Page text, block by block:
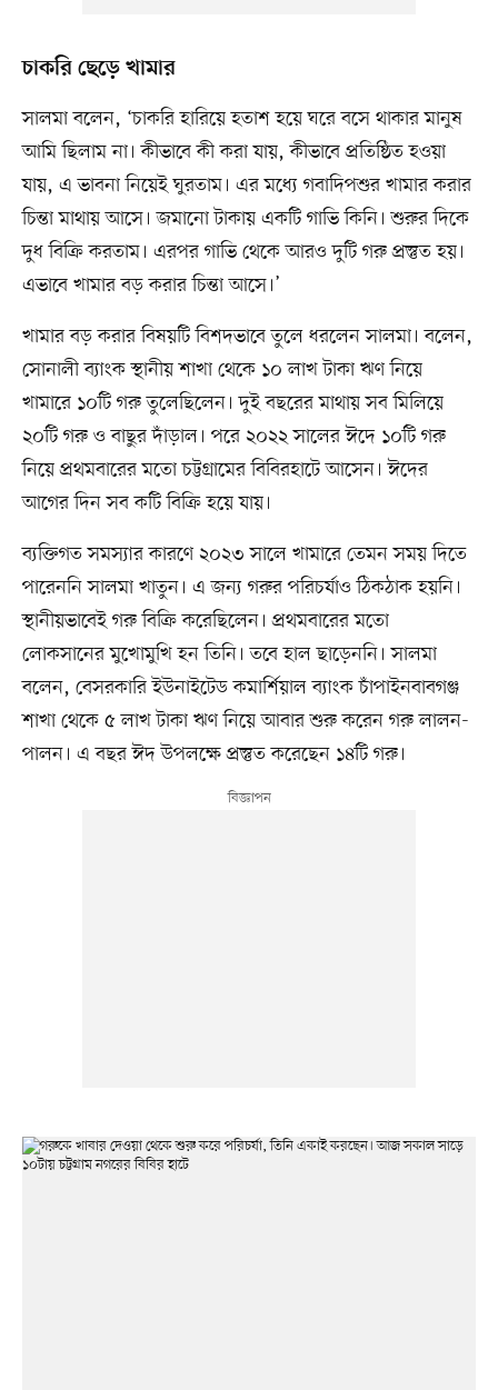
চাকরি ছেড়ে খামার
সালমা বলেন, ‘চাকরি হারিয়ে হতাশ হয়ে ঘরে বসে থাকার মানুষ
আমি ছিলাম না। কীভাবে কী করা যায়, কীভাবে প্রতিষ্ঠিত হওয়া
যায়, এ ভাবনা নিয়েই ঘুরতাম। এর মধ্যে গবাদিপশুর খামার করার
চিন্তা মাথায় আসে। জমানো টাকায় একটি গাভি কিনি। শুরুর দিকে
দুধ বিক্রি করতাম। এরপর গাভি থেকে আরও দুটি গরু প্রস্তুত হয়।
এভাবে খামার বড় করার চিন্তা আসে।’
খামার বড় করার বিষয়টি বিশদভাবে তুলে ধরলেন সালমা। বলেন,
সোনালী ব্যাংক স্থানীয় শাখা থেকে ১০ লাখ টাকা ঋণ নিয়ে
খামারে ১০টি গরু তুলেছিলেন। দুই বছরের মাথায় সব মিলিয়ে
২০টি গরু ও বাছুর দাঁড়াল। পরে ২০২২ সালের ঈদে ১০টি গরু
নিয়ে প্রথমবারের মতো চট্টগ্রামের বিবিরহাটে আসেন। ঈদের
আগের দিন সব কটি বিক্রি হয়ে যায়।
ব্যক্তিগত সমস্যার কারণে ২০২৩ সালে খামারে তেমন সময় দিতে
পারেননি সালমা খাতুন। এ জন্য গরুর পরিচর্যাও ঠিকঠাক হয়নি।
স্থানীয়ভাবেই গরু বিক্রি করেছিলেন। প্রথমবারের মতো
লোকসানের মুখোমুখি হন তিনি। তবে হাল ছাড়েননি। সালমা
বলেন, বেসরকারি ইউনাইটেড কমার্শিয়াল ব্যাংক চাঁপাইনবাবগঞ্জ
শাখা থেকে ৫ লাখ টাকা ঋণ নিয়ে আবার শুরু করেন গরু লালন-
পালন। এ বছর ঈদ উপলক্ষে প্রস্তুত করেছেন ১৪টি গরু।